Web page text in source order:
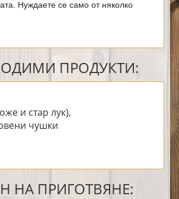
Нуждаете се само от няколко
ПРОДУКТИ:
и стар лук),
чушки
НА ПРИГОТВЯНЕ: